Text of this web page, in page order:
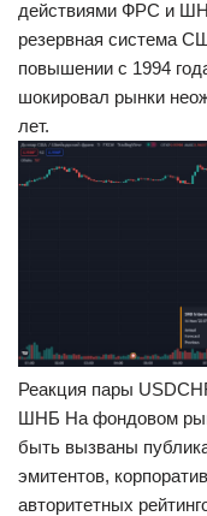
действиями ФРС и
резервная система
повышении с 1994
шокировал рынки
лет.
Реакция пары
ШНБ На фондовом
быть вызваны
эмитентов,
авторитетных